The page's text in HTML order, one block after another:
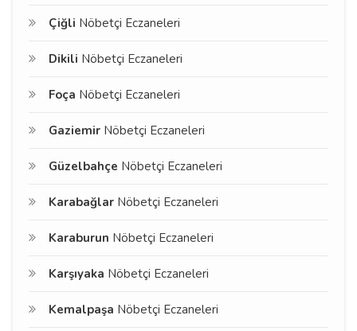
Çiğli Nöbetçi Eczaneleri
Dikili Nöbetçi Eczaneleri
Foça Nöbetçi Eczaneleri
Gaziemir Nöbetçi Eczaneleri
Güzelbahçe Nöbetçi Eczaneleri
Karabağlar Nöbetçi Eczaneleri
Karaburun Nöbetçi Eczaneleri
Karşıyaka Nöbetçi Eczaneleri
Kemalpaşa Nöbetçi Eczaneleri